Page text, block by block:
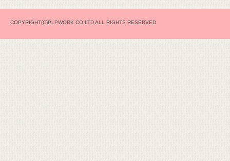
COPYRIGHT(C)PLPWORK CO,LTD ALL RIGHTS RESERVED